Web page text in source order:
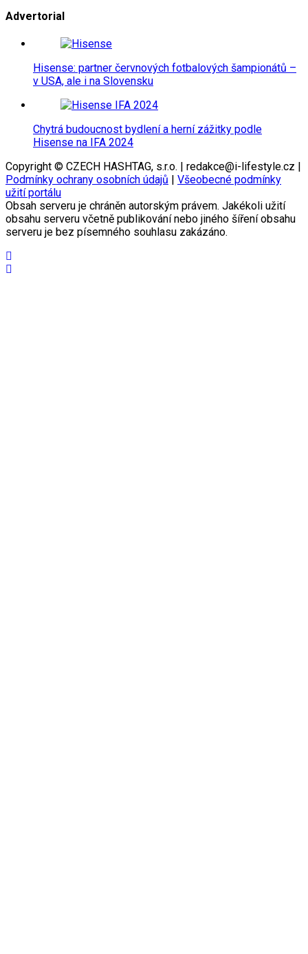
Advertorial
Hisense: partner červnových fotbalových šampionátů –
v USA, ale i na Slovensku
Chytrá budoucnost bydlení a herní zážitky podle
Hisense na IFA 2024
Copyright © CZECH HASHTAG, s.r.o. | redakce@i-lifestyle.cz |
Podmínky ochrany osobních údajů
Všeobecné podmínky
užití portálu
Obsah serveru je chráněn autorským právem. Jakékoli užití
obsahu serveru včetně publikování nebo jiného šíření obsahu
serveru je bez písemného souhlasu zakázáno.